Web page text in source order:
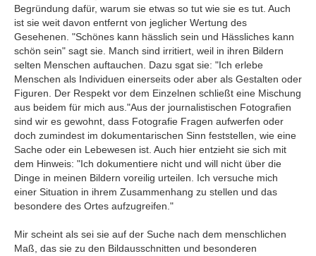
Begründung dafür, warum sie etwas so tut wie sie es tut. Auch
ist sie weit davon entfernt von jeglicher Wertung des
Gesehenen. "Schönes kann hässlich sein und Hässliches kann
schön sein" sagt sie. Manch sind irritiert, weil in ihren Bildern
selten Menschen auftauchen. Dazu sgat sie: "Ich erlebe
Menschen als Individuen einerseits oder aber als Gestalten oder
Figuren. Der Respekt vor dem Einzelnen schließt eine Mischung
aus beidem für mich aus."Aus der journalistischen Fotografien
sind wir es gewohnt, dass Fotografie Fragen aufwerfen oder
doch zumindest im dokumentarischen Sinn feststellen, wie eine
Sache oder ein Lebewesen ist. Auch hier entzieht sie sich mit
dem Hinweis: "Ich dokumentiere nicht und will nicht über die
Dinge in meinen Bildern voreilig urteilen. Ich versuche mich
einer Situation in ihrem Zusammenhang zu stellen und das
besondere des Ortes aufzugreifen."
Mir scheint als sei sie auf der Suche nach dem menschlichen
Maß, das sie zu den Bildausschnitten und besonderen